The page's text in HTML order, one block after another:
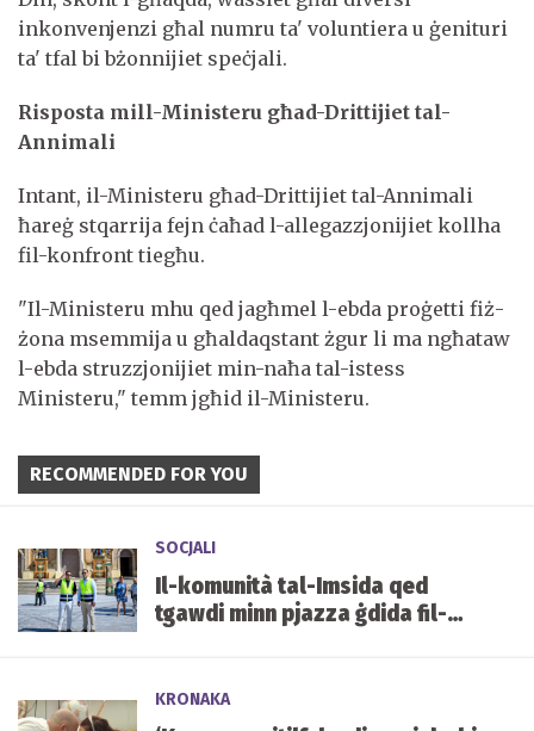
inkonvenjenzi għal numru ta' voluntiera u ġenituri
ta' tfal bi bżonnijiet speċjali.
Risposta mill-Ministeru għad-Drittijiet tal-
Annimali
Intant, il-Ministeru għad-Drittijiet tal-Annimali
ħareġ stqarrija fejn ċaħad l-allegazzjonijiet kollha
fil-konfront tiegħu.
"Il-Ministeru mhu qed jagħmel l-ebda proġetti fiż-
żona msemmija u għaldaqstant żgur li ma ngħataw
l-ebda struzzjonijiet min-naħa tal-istess
Ministeru," temm jgħid il-Ministeru.
RECOMMENDED FOR YOU
SOCJALI
Il-komunità tal-Imsida qed
tgawdi minn pjazza ġdida fil-
KRONAKA